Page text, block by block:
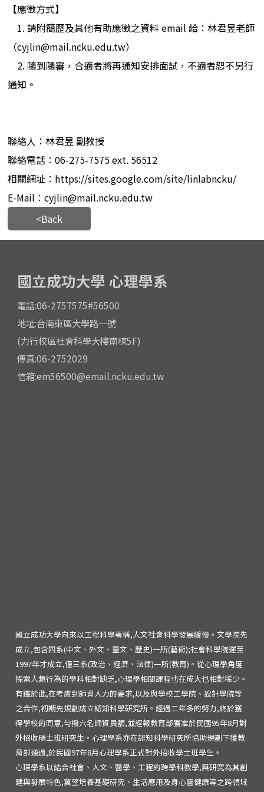
【應徵方式】
1. 請附簡歷及其他有助應徵之資料 email 給：林君昱老師
（cyjlin@mail.ncku.edu.tw）
2. 隨到隨審，合適者將再通知安排面試，不適者恕不另行
通知。
聯絡人：林君昱 副教授
聯絡電話：06-275-7575 ext. 56512
相關網址：https://sites.google.com/site/linlabncku/
E-Mail：cyjlin@mail.ncku.edu.tw
<Back
國立成功大學 心理學系
電話:06-2757575#56500
地址:台南東區大學路一號
(力行校區社會科學大樓南棟5F)
傳真:06-2752029
信箱:em56500@email.ncku.edu.tw
國立成功大學向來以工程科學著稱,人文社會科學發展緩慢。文學院先
成立,包含四系(中文、外文、臺文、歷史)一所(藝術);社會科學院遲至
1997年才成立,僅三系(政治、經濟、法律)一所(教育)。從心理學角度
探索人類行為的學科相對缺乏,心理學相關課程也在成大也相對稀少。
有鑑於此,在考慮到師資人力的要求,以及與學校工學院、設計學院等
之合作,初期先規劃成立認知科學研究所。經過二年多的努力,終於獲
得學校的同意,勻撥六名師資員額,並經報教育部獲准於民國95年8月對
外招收碩士班研究生。心理學系亦在認知科學研究所協助規劃下獲教
育部通過,於民國97年8月心理學系正式對外招收學士班學生。
心理學系以結合社會、人文、醫學、工程的跨學科教學,與研究為其創
建與發展特色,冀望培養基礎研究、生活應用及身心靈健康等之跨領域